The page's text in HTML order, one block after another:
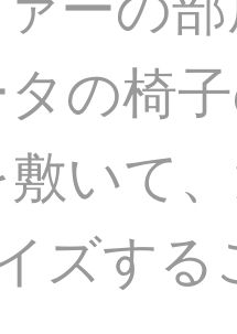
の椅
いて
ズする